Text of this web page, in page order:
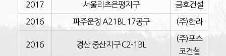
2017 서울리츠은평지구 금호건설
2016 파주운정 A21BL 17공구 (주)한라
2016 경산 중산지구 C2-1BL
(주)포스
코건설